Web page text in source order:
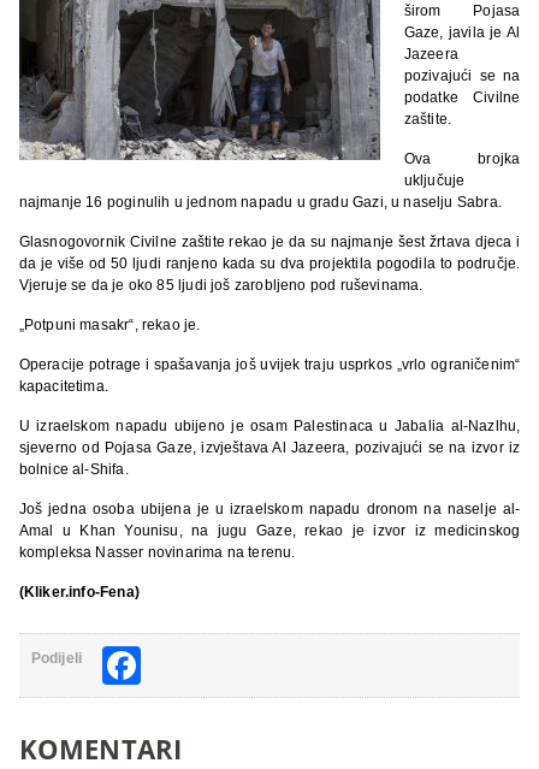
širom Pojasa
Gaze, javila je Al
Jazeera
pozivajući se na
podatke Civilne
zaštite.
Ova brojka
uključuje
najmanje 16 poginulih u jednom napadu u gradu Gazi, u naselju Sabra.
Glasnogovornik Civilne zaštite rekao je da su najmanje šest žrtava djeca i
da je više od 50 ljudi ranjeno kada su dva projektila pogodila to područje.
Vjeruje se da je oko 85 ljudi još zarobljeno pod ruševinama.
„Potpuni masakr“, rekao je.
Operacije potrage i spašavanja još uvijek traju usprkos „vrlo ograničenim“
kapacitetima.
U izraelskom napadu ubijeno je osam Palestinaca u Jabalia al-Nazlhu,
sjeverno od Pojasa Gaze, izvještava Al Jazeera, pozivajući se na izvor iz
bolnice al-Shifa.
Još jedna osoba ubijena je u izraelskom napadu dronom na naselje al-
Amal u Khan Younisu, na jugu Gaze, rekao je izvor iz medicinskog
kompleksa Nasser novinarima na terenu.
(Kliker.info-Fena)
Podijeli
KOMENTARI